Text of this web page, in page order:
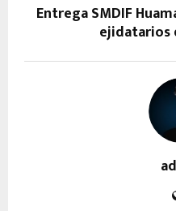
Entrega SMDIF
ejidatarios